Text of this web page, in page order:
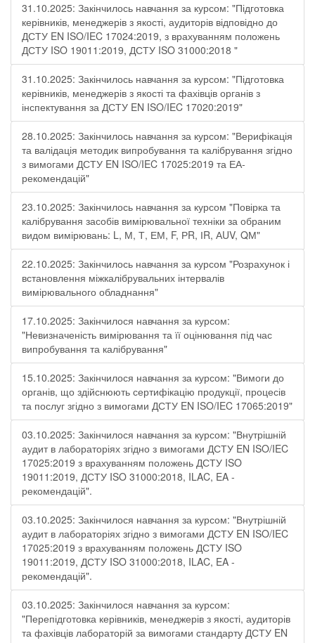
31.10.2025: Закінчилось навчання за курсом: "Підготовка
керівників, менеджерів з якості, аудиторів відповідно до
ДСТУ EN ISO/IEC 17024:2019, з врахуванням положень
ДСТУ ISO 19011:2019, ДСТУ ISO 31000:2018 "
31.10.2025: Закінчилось навчання за курсом: "Підготовка
керівників, менеджерів з якості та фахівців органів з
інспектування за ДСТУ EN ISO/IEC 17020:2019"
28.10.2025: Закінчилось навчання за курсом: "Верифікація
та валідація методик випробування та калібрування згідно
з вимогами ДСТУ EN ISO/IEC 17025:2019 та ЕА-
рекомендацій"
23.10.2025: Закінчилось навчання за курсом "Повірка та
калібрування засобів вимірювальної техніки за обраним
видом вимірювань: L, М, Т, ЕМ, F, РR, ІR, АUV, QМ"
22.10.2025: Закінчилось навчання за курсом "Розрахунок і
встановлення міжкалібрувальних інтервалів
вимірювального обладнання"
17.10.2025: Закінчилося навчання за курсом:
"Невизначеність вимірювання та її оцінювання під час
випробування та калібрування"
15.10.2025: Закінчилося навчання за курсом: "Вимоги до
органів, що здійснюють сертифікацію продукції, процесів
та послуг згідно з вимогами ДСТУ EN ISO/IEC 17065:2019"
03.10.2025: Закінчилося навчання за курсом: "Внутрішній
аудит в лабораторіях згідно з вимогами ДСТУ EN ISO/IEC
17025:2019 з врахуванням положень ДСТУ ISO
19011:2019, ДСТУ ISO 31000:2018, ILAC, EA -
рекомендацій".
03.10.2025: Закінчилося навчання за курсом: "Внутрішній
аудит в лабораторіях згідно з вимогами ДСТУ EN ISO/IEC
17025:2019 з врахуванням положень ДСТУ ISO
19011:2019, ДСТУ ISO 31000:2018, ILAC, EA -
рекомендацій".
03.10.2025: Закінчилося навчання за курсом:
"Перепідготовка керівників, менеджерів з якості, аудиторів
та фахівців лабораторій за вимогами стандарту ДСТУ EN